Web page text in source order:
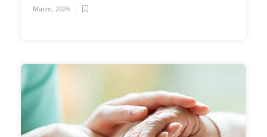
Marzo, 2026